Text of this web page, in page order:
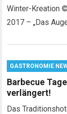
Winter-Kreation
2017 – „Das
GASTRONOMIE
Barbecue
verlängert!
Das